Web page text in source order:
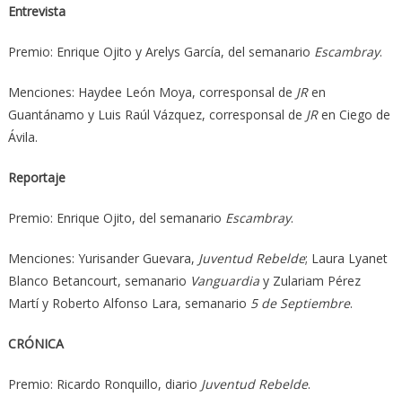
Entrevista
Premio: Enrique Ojito y Arelys García, del semanario Escambray.
Menciones: Haydee León Moya, corresponsal de JRen
Guantánamo y Luis Raúl Vázquez, corresponsal de JRen Ciego de
Ávila.
Reportaje
Premio: Enrique Ojito, del semanario Escambray.
Menciones: Yurisander Guevara, Juventud Rebelde; Laura Lyanet
Blanco Betancourt, semanario Vanguardiay Zulariam Pérez
Martí y Roberto Alfonso Lara, semanario 5 de Septiembre.
CRÓNICA
Premio: Ricardo Ronquillo, diario Juventud Rebelde.